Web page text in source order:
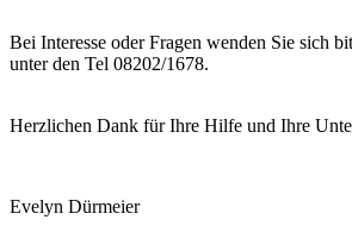
Bei Interesse oder Fragen wenden Sie sich
unter den Tel 08202/1678.
Herzlichen Dank für Ihre Hilfe und Ihre
Evelyn Dürmeier